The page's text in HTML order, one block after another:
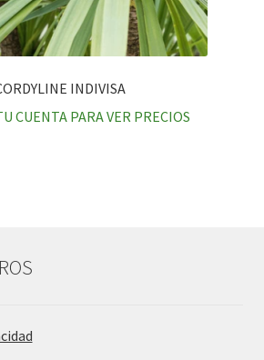
INDIVISA
CUENTA PARA VER PRECIOS